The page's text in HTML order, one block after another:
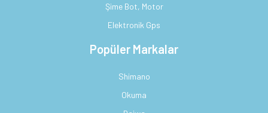
Şime Bot, Motor
Elektronik Gps
Popüler Markalar
Shimano
Okuma